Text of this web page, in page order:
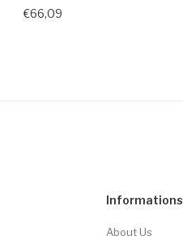
€66,09
Informations
About Us